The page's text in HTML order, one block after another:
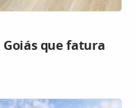
que fatura